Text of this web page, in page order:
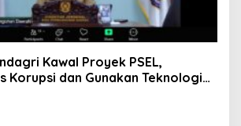
Kawal Proyek PSEL,
Korupsi dan Gunakan Teknologi